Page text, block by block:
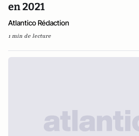
en 2021
Atlantico Rédaction
1 min de lecture